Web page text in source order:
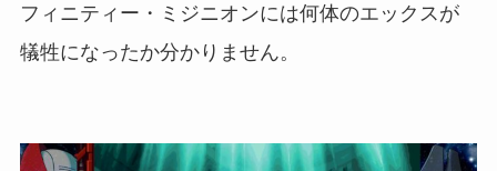
フィニティー・ミジニオンには何体のエックスが
犠牲になったか分かりません。